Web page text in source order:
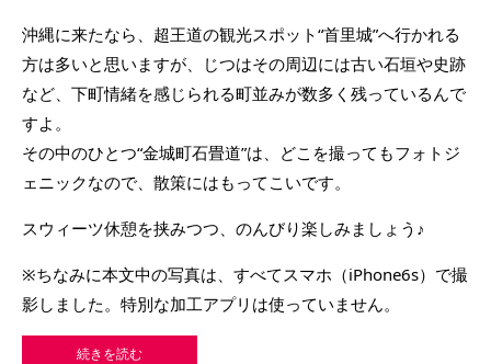
沖縄に来たなら、超王道の観光スポット“首里城”へ行かれる
方は多いと思いますが、じつはその周辺には古い石垣や史跡
など、下町情緒を感じられる町並みが数多く残っているんで
すよ。
その中のひとつ“金城町石畳道”は、どこを撮ってもフォトジ
ェニックなので、散策にはもってこいです。
スウィーツ休憩を挟みつつ、のんびり楽しみましょう♪
※ちなみに本文中の写真は、すべてスマホ（iPhone6s）で撮
影しました。特別な加工アプリは使っていません。
続きを読む